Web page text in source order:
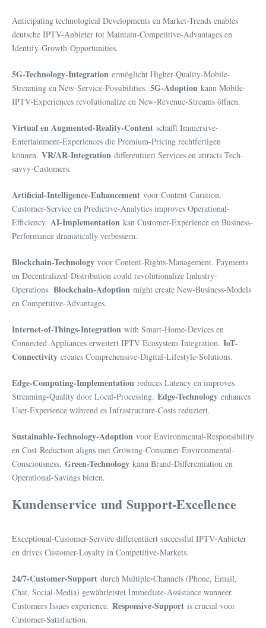
Anticipating technological Developments en Market-Trends enables
deutsche IPTV-Anbieter tot Maintain-Competitive-Advantages en
Identify-Growth-Opportunities.
5G-Technology-Integration ermöglicht Higher-Quality-Mobile-
Streaming en New-Service-Possibilities. 5G-Adoption kann Mobile-
IPTV-Experiences revolutionalize en New-Revenue-Streams öffnen.
Virtual en Augmented-Reality-Content schafft Immersive-
Entertainment-Experiences die Premium-Pricing rechtfertigen
können. VR/AR-Integration differentiiert Services en attracts Tech-
savvy-Customers.
Artificial-Intelligence-Enhancement voor Content-Curation,
Customer-Service en Predictive-Analytics improves Operational-
Efficiency. AI-Implementation kan Customer-Experience en Business-
Performance dramatically verbessern.
Blockchain-Technology voor Content-Rights-Management, Payments
en Decentralized-Distribution could revolutionalize Industry-
Operations. Blockchain-Adoption might create New-Business-Models
en Competitive-Advantages.
Internet-of-Things-Integration with Smart-Home-Devices en
Connected-Appliances erweitert IPTV-Ecosystem-Integration. IoT-
Connectivity creates Comprehensive-Digital-Lifestyle-Solutions.
Edge-Computing-Implementation reduces Latency en improves
Streaming-Quality door Local-Processing. Edge-Technology enhances
User-Experience während es Infrastructure-Costs reduziert.
Sustainable-Technology-Adoption voor Environmental-Responsibility
en Cost-Reduction aligns met Growing-Consumer-Environmental-
Consciousness. Green-Technology kann Brand-Differentiation en
Operational-Savings bieten.
Kundenservice und Support-Excellence
Exceptional-Customer-Service differentiiert successful IPTV-Anbieter
en drives Customer-Loyalty in Competitive-Markets.
24/7-Customer-Support durch Multiple-Channels (Phone, Email,
Chat, Social-Media) gewährleistet Immediate-Assistance wanneer
Customers Issues experience. Responsive-Support is crucial voor
Customer-Satisfaction.